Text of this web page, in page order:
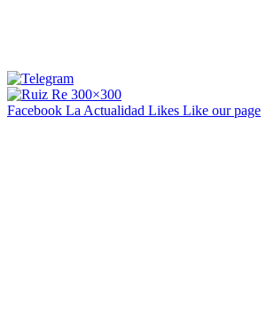
Facebook La Actualidad Likes Like our page